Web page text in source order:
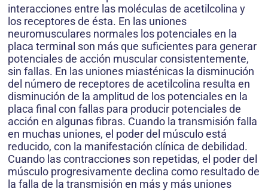
interacciones entre las moléculas de acetilcolina y
los receptores de ésta. En las uniones
neuromusculares normales los potenciales en la
placa terminal son más que suficientes para generar
potenciales de acción muscular consistentemente,
sin fallas. En las uniones miasténicas la disminución
del número de receptores de acetilcolina resulta en
disminución de la amplitud de los potenciales en la
placa final con fallas para producir potenciales de
acción en algunas fibras. Cuando la transmisión falla
en muchas uniones, el poder del músculo está
reducido, con la manifestación clínica de debilidad.
Cuando las contracciones son repetidas, el poder del
músculo progresivamente declina como resultado de
la falla de la transmisión en más y más uniones